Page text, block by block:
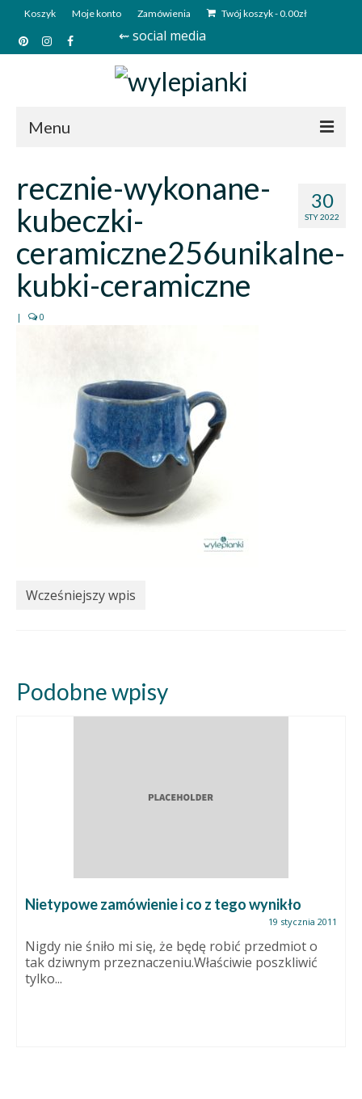
Koszyk Moje konto Zamówienia Twój koszyk-0.00zł
⇜ social media
Menu
Sklep
Kim jesteśmy?
Kontakt
30
STY 2022
recznie-wykonane-
kubeczki-
ceramiczne256unikalne-
kubki-ceramiczne
| 0
Wcześniejszy wpis
Podobne wpisy
Nietypowe zamówienie i co z tego wynikło
19 stycznia 2011
Nigdy nie śniło mi się, że będę robić przedmiot o
tak dziwnym przeznaczeniu.Właściwie poszkliwić
tylko...